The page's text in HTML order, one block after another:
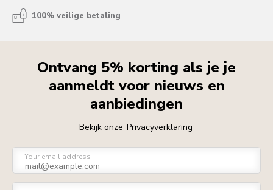
100% veilige betaling
Ontvang 5% korting als je je
aanmeldt voor nieuws en
aanbiedingen
Bekijk onze Privacyverklaring
Your email address